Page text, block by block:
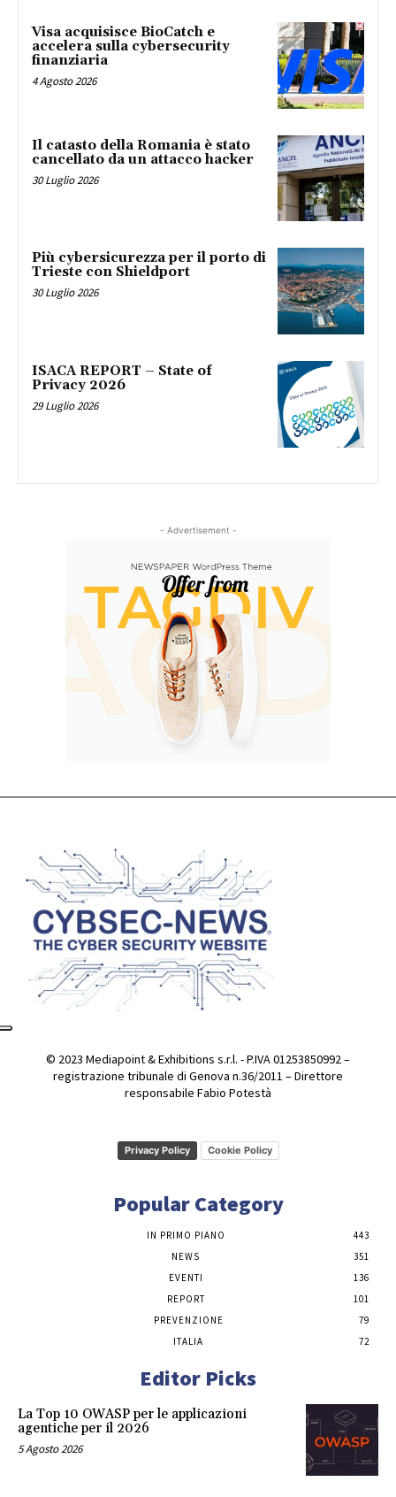
Visa acquisisce BioCatch e
accelera sulla cybersecurity
finanziaria
4 Agosto 2026
Il catasto della Romania è stato
cancellato da un attacco hacker
30 Luglio 2026
Più cybersicurezza per il porto di
Trieste con Shieldport
30 Luglio 2026
ISACA REPORT – State of
Privacy 2026
29 Luglio 2026
- Advertisement -
© 2023 Mediapoint & Exhibitions s.r.l. - P.IVA 01253850992 –
registrazione tribunale di Genova n.36/2011 – Direttore
responsabile Fabio Potestà
Privacy Policy Cookie Policy
Popular Category
IN PRIMO PIANO
443
NEWS
351
EVENTI
136
REPORT
101
PREVENZIONE
79
ITALIA
72
Editor Picks
La Top 10 OWASP per le applicazioni
agentiche per il 2026
5 Agosto 2026